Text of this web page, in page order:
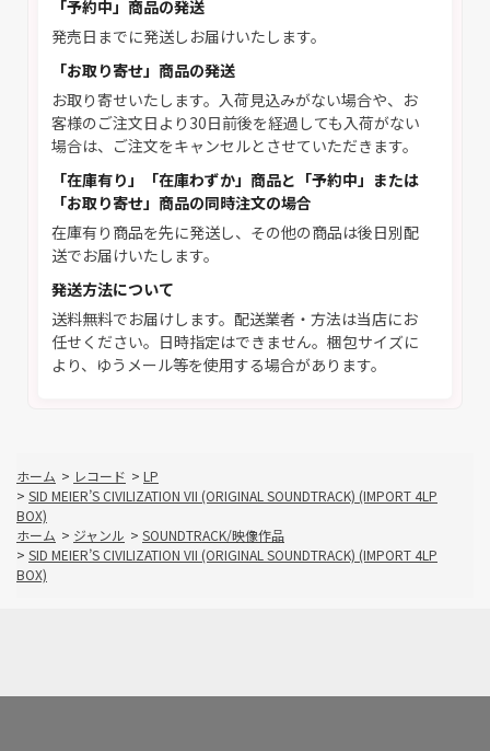
「予約中」商品の発送
発売日までに発送しお届けいたします。
「お取り寄せ」商品の発送
お取り寄せいたします。入荷見込みがない場合や、お
客様のご注文日より30日前後を経過しても入荷がない
場合は、ご注文をキャンセルとさせていただきます。
「在庫有り」「在庫わずか」商品と「予約中」または
「お取り寄せ」商品の同時注文の場合
在庫有り商品を先に発送し、その他の商品は後日別配
送でお届けいたします。
発送方法について
送料無料でお届けします。配送業者・方法は当店にお
任せください。日時指定はできません。梱包サイズに
より、ゆうメール等を使用する場合があります。
ホーム > レコード > LP
> SID MEIER’S CIVILIZATION VII (ORIGINAL SOUNDTRACK) (IMPORT 4LP
BOX)
ホーム > ジャンル > SOUNDTRACK/映像作品
> SID MEIER’S CIVILIZATION VII (ORIGINAL SOUNDTRACK) (IMPORT 4LP
BOX)